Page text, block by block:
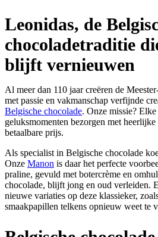
Leonidas, de
chocoladetraditie
blijft vernieuwen
Al meer dan 110 jaar creëren de
met passie en vakmanschap verfijnde
Belgische chocolade. Onze missie?
geluksmomenten bezorgen met heerlijke
betaalbare prijs.
Als specialist in Belgische chocolade
Onze Manon is daar het perfecte
praline, gevuld met botercrème en
chocolade, blijft jong en oud verleiden.
nieuwe variaties op deze klassieker,
smaakpapillen telkens opnieuw weet te